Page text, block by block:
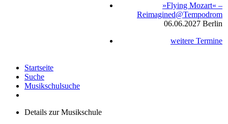
»Flying Mozart« –
Reimagined@Tempodrom
06.06.2027 Berlin
weitere Termine
Startseite
Suche
Musikschulsuche
Details zur Musikschule